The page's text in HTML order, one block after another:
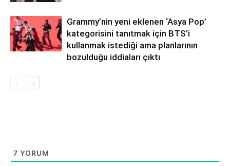
Grammy’nin yeni eklenen ‘Asya Pop’
kategorisini tanıtmak için BTS’i
kullanmak istediği ama planlarının
bozulduğu iddiaları çıktı
7 YORUM